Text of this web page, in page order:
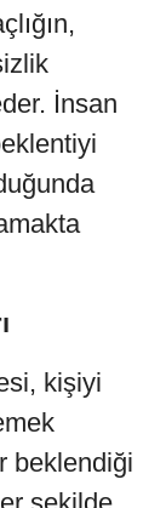
İnsan
kişiyi
beklendiği